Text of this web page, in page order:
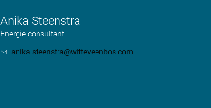
Anika Steenstra
Energie consultant
anika.steenstra@witteveenbos.com